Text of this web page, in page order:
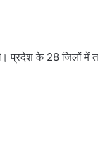
के 28 जिलों में